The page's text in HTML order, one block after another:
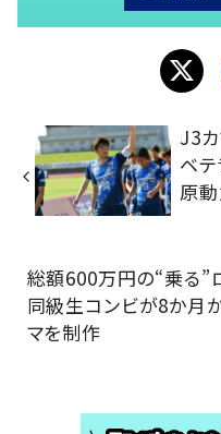
J3
ベ
原
総額600万円の“乗る”
同級生コンビが8か月
マを制作